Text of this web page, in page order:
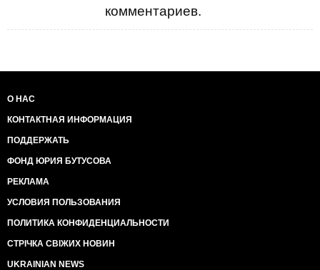
комментариев.
О НАС
КОНТАКТНАЯ ИНФОРМАЦИЯ
ПОДДЕРЖАТЬ
ФОНД ЮРИЯ БУТУСОВА
РЕКЛАМА
УСЛОВИЯ ПОЛЬЗОВАНИЯ
ПОЛИТИКА КОНФИДЕНЦИАЛЬНОСТИ
СТРІЧКА СВІЖИХ НОВИН
UKRAINIAN NEWS